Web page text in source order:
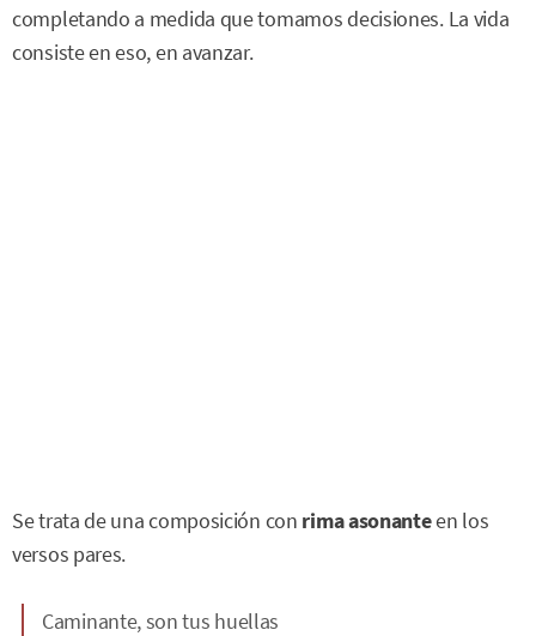
completando a medida que tomamos decisiones. La vida
consiste en eso, en avanzar.
Se trata de una composición con rima asonanteen los
versos pares.
Caminante, son tus huellas